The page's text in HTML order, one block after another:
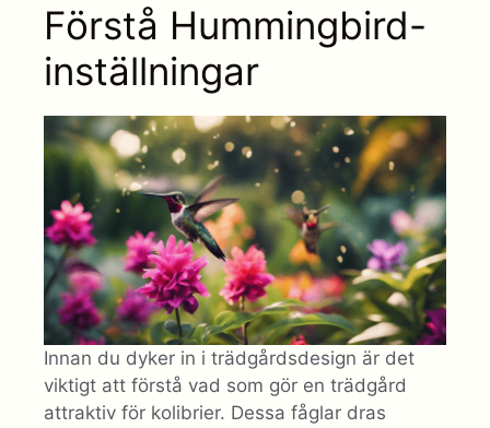
Förstå Hummingbird-
inställningar
Innan du dyker in i trädgårdsdesign är det
viktigt att förstå vad som gör en trädgård
attraktiv för kolibrier. Dessa fåglar dras